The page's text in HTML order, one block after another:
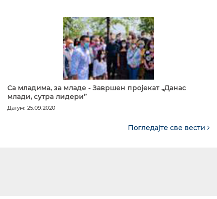
Са младима, за младе - Завршен пројекат „Данас
млади, сутра лидери”
Датум: 25.09.2020
Погледајте све вести